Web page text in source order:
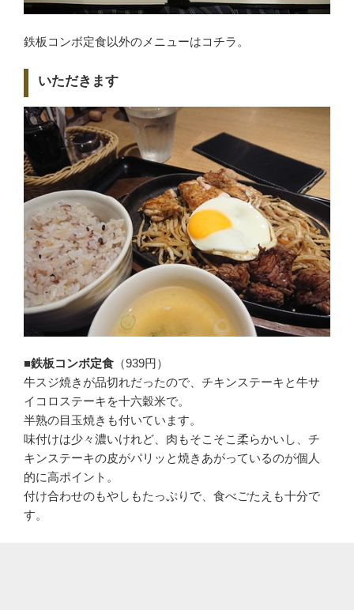
鉄板コンボ定食以外のメニューはコチラ。
いただきます
■鉄板コンボ定食 （939円）
牛スジ焼きが品切れだったので、チキンステーキと牛サ
イコロステーキを十六穀米で。
半熟の目玉焼きも付いています。
味付けは少々濃いけれど、肉もそこそこ柔らかいし、チ
キンステーキの皮がパリッと焼きあがっているのが個人
的に高ポイント。
付け合わせのもやしもたっぷりで、食べごたえも十分で
す。